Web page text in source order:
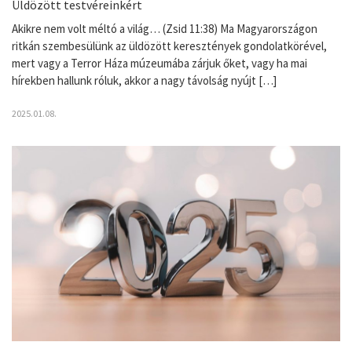
Üldözött testvéreinkért
Akikre nem volt méltó a világ… (Zsid 11:38) Ma Magyarországon
ritkán szembesülünk az üldözött keresztények gondolatkörével,
mert vagy a Terror Háza múzeumába zárjuk őket, vagy ha mai
hírekben hallunk róluk, akkor a nagy távolság nyújt […]
2025.01.08.